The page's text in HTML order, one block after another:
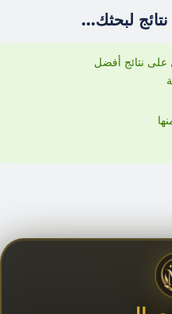
لبحثك...
على نتائج أفضل